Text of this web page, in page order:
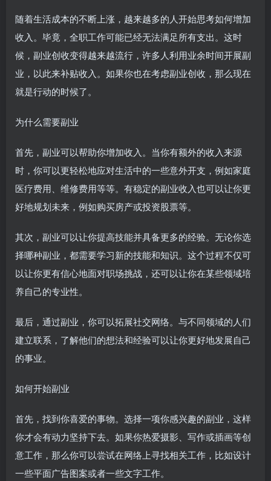
随着生活成本的不断上涨，越来越多的人开始思考如何增加
收入。毕竟，全职工作可能已经无法满足所有支出。这时
候，副业创收变得越来越流行，许多人利用业余时间开展副
业，以此来补贴收入。如果你也在考虑副业创收，那么现在
就是行动的时候了。
为什么需要副业
首先，副业可以帮助你增加收入。当你有额外的收入来源
时，你可以更轻松地应对生活中的一些意外开支，例如家庭
医疗费用、维修费用等等。有稳定的副业收入也可以让你更
好地规划未来，例如购买房产或投资股票等。
其次，副业可以让你提高技能并具备更多的经验。无论你选
择哪种副业，都需要学习新的技能和知识。这个过程不仅可
以让你更有信心地面对职场挑战，还可以让你在某些领域培
养自己的专业性。
最后，通过副业，你可以拓展社交网络。与不同领域的人们
建立联系，了解他们的想法和经验可以让你更好地发展自己
的事业。
如何开始副业
首先，找到你喜爱的事物。选择一项你感兴趣的副业，这样
你才会有动力坚持下去。如果你热爱摄影、写作或插画等创
意工作，那么你可以尝试在网络上寻找相关工作，比如设计
一些平面广告图案或者一些文字工作。